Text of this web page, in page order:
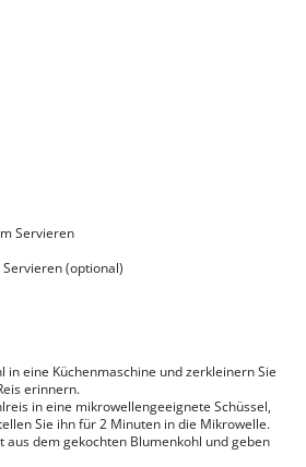
Servieren
(optional)
in eine Küchenmaschine und zerkleinern Sie
erinnern.
in eine mikrowellengeeignete Schüssel,
Sie ihn für 2 Minuten in die Mikrowelle.
aus dem gekochten Blumenkohl und geben